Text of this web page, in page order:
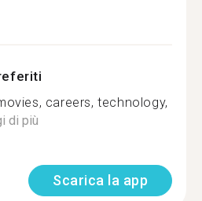
careers, technology,
di più
Scarica la app